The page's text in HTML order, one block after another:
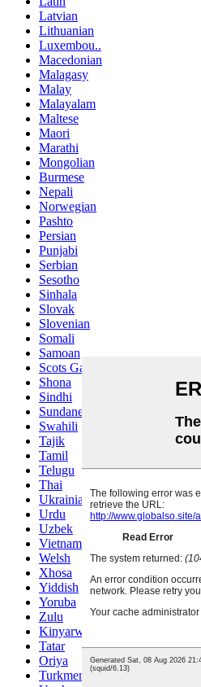
Latvian
Lithuanian
Luxembou..
Macedonian
Malagasy
Malay
Malayalam
Maltese
Maori
Marathi
Mongolian
Burmese
Nepali
Norwegian
Pashto
Persian
Punjabi
Serbian
Sesotho
Sinhala
Slovak
Slovenian
Somali
Samoan
Scots Gaelic
Shona
Sindhi
Sundanese
Swahili
Tajik
Tamil
Telugu
Thai
Ukrainian
Urdu
Uzbek
Vietnamese
Welsh
Xhosa
Yiddish
Yoruba
Zulu
Kinyarwanda
Tatar
Oriya
Turkmen